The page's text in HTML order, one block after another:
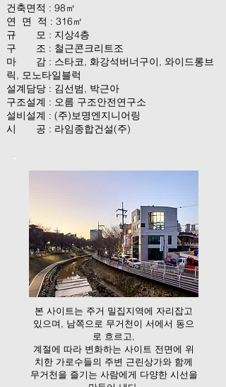
건축면적 : 98㎡
연 면 적 : 316㎡
규 모 : 지상4층
구 조 : 철근콘크리트조
마 감 : 스타코, 화강석버너구이, 와이드롱브
릭, 모노타일블럭
설계담당 : 김선범, 박근아
구조설계 : 오름 구조안전연구소
설비설계 : (주)보명엔지니어링
시 공 : 라임종합건설(주)
본 사이트는 주거 밀집지역에 자리잡고
있으며, 남쪽으로 무거천이 서에서 동으
로 흐르고,
계절에 따라 변화하는 사이트 전면에 위
치한 가로수들의 주변 근린상가와 함께
무거천을 즐기는 사람에게 다양한 시선을